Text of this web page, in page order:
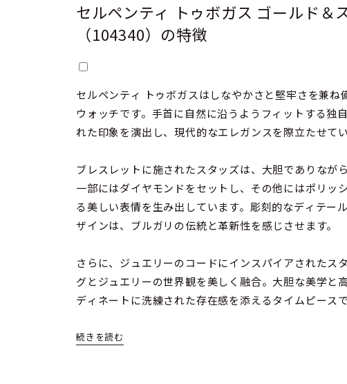
セルペンティ トゥボガス ゴールド＆
（104340）の特徴
セルペンティ トゥボガスはしなやかさと堅牢さを兼
ウォッチです。手首に自然に沿うようフィットする独
れた印象を演出し、現代的なエレガンスを際立たせてい
ブレスレットに施されたスタッズは、大胆でありなが
一部にはダイヤモンドをセットし、その他にはポリッ
る美しい表情を生み出しています。彫刻的なディテー
ザインは、ブルガリの伝統と革新性を感じさせます。
さらに、ジュエリーのコードにインスパイアされたス
グとジュエリーの世界観を美しく融合。大胆な美学と
ディネートに洗練された存在感を添えるタイムピースで